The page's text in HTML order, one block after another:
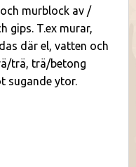
murblock av /
gips. T.ex murar,
där el, vatten och
trä, trä/betong
sugande ytor.